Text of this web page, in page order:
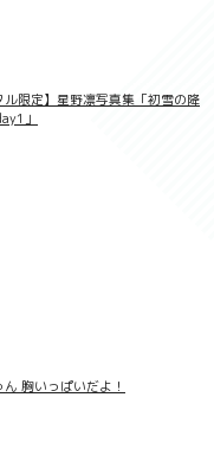
に
ル限定】星野凛写真集「初雪の降
」
ん 胸いっぱいだよ！